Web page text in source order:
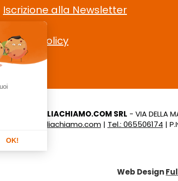
Iscrizione alla Newsletter
Contatti
Cookie Policy
CELIACHIAMO.COM SRL - VIA DELLA
staff @ celiachiamo.com| Tel.: 065506174 |
Web Design